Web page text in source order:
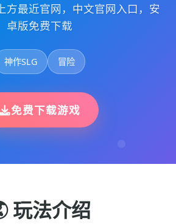
方最近官网，中文官网入口，安
卓版免费下载
神作SLG 冒险
免费下载游戏
玩法介绍